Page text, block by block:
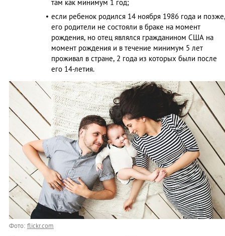
там как минимум 1 год;
если ребенок родился 14 ноября 1986 года и позже,
его родители не состояли в браке на момент
рождения, но отец являлся гражданином США на
момент рождения и в течение минимум 5 лет
проживал в стране, 2 года из которых были после
его 14-летия.
Фото: flickr.com